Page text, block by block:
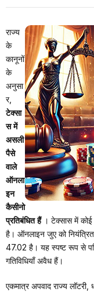
राज्य
के
कानूनों
के
अनुसा
र,
टेक्सा
स में
असली
पैसे
वाले
ऑनला
इन
कैसीनो
प्रतिबंधित हैं। टेक्सास में कोई
है। ऑनलाइन जुए को
47.02 है। यह स्पष्ट रूप से
गतिविधियाँ अवैध हैं।
एकमात्र अपवाद राज्य लॉटरी,